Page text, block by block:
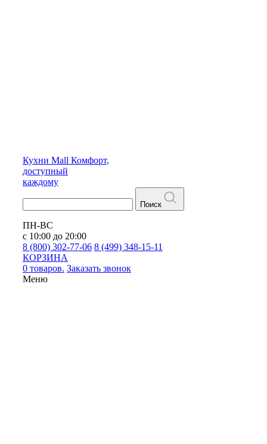
Кухни Mall Комфорт,
доступный
каждому
Поиск
ПН-ВС
с 10:00 до 20:00
8 (800) 302-77-06 8 (499) 348-15-11
КОРЗИНА
0 товаров. Заказать звонок
Меню